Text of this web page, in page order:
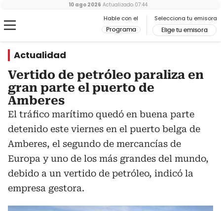
Hable con el
Programa
Selecciona tu emisora
Elige tu emisora
10 ago 2026 Actualizado 07:44
Actualidad
Vertido de petróleo paraliza en
gran parte el puerto de
Amberes
El tráfico marítimo quedó en buena parte
detenido este viernes en el puerto belga de
Amberes, el segundo de mercancías de
Europa y uno de los más grandes del mundo,
debido a un vertido de petróleo, indicó la
empresa gestora.